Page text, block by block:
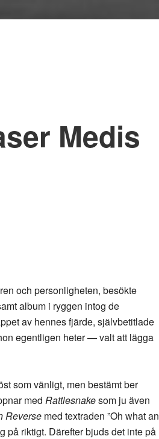
Medis
och personligheten, besökte
album i ryggen intog de
av hennes fjärde, självbetitlade
egentligen heter — valt att lägga
som vänligt, men bestämt ber
med Rattlesnakesom ju även
Reverse med textraden ”Oh what an
på riktigt. Därefter bjuds det inte på